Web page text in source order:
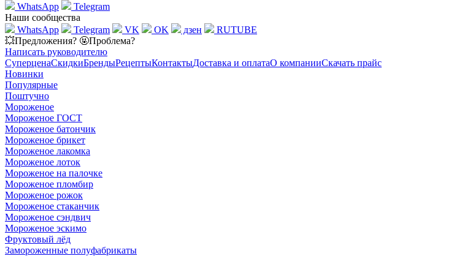
WhatsApp
Telegram
Наши сообщества
WhatsApp
Telegram VK OK дзен
RUTUBE
💥Предложения? 🤬Проблема?
Написать руководителю
СуперценаСкидкиБрендыРецептыКонтактыДоставка и оплатаО компанииСкачать прайс
Новинки
Популярные
Поштучно
Мороженое
Мороженое ГОСТ
Мороженое батончик
Мороженое брикет
Мороженое лакомка
Мороженое лоток
Мороженое на палочке
Мороженое пломбир
Мороженое рожок
Мороженое стаканчик
Мороженое сэндвич
Мороженое эскимо
Фруктовый лёд
Замороженные полуфабрикаты